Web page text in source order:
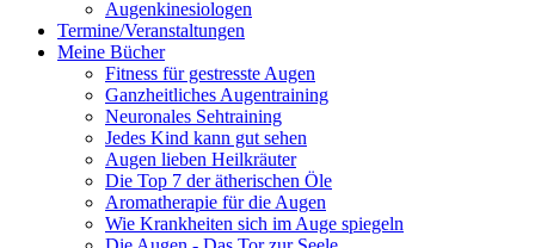
Augenkinesiologen
Termine/Veranstaltungen
Meine Bücher
Fitness für gestresste Augen
Ganzheitliches Augentraining
Neuronales Sehtraining
Jedes Kind kann gut sehen
Augen lieben Heilkräuter
Die Top 7 der ätherischen Öle
Aromatherapie für die Augen
Wie Krankheiten sich im Auge spiegeln